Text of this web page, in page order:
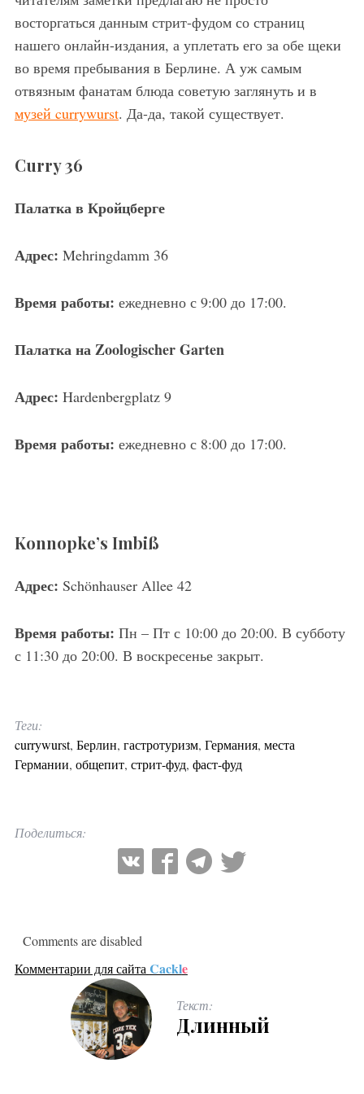
восторгаться данным стрит-фудом со страниц
нашего онлайн-издания, а уплетать его за обе щеки
во время пребывания в Берлине. А уж самым
отвязным фанатам блюда советую заглянуть и в
музей currywurst. Да-да, такой существует.
Curry 36
Палатка в Кройцберге
Адрес: Mehringdamm 36
Время работы: ежедневно с 9:00 до 17:00.
ПалатканаZoologischer Garten
Адрес: Hardenbergplatz 9
Время работы: ежедневно с 8:00 до 17:00.
Konnopke’s Imbiß
Адрес: Schönhauser Allee 42
Время работы: Пн – Пт с 10:00 до 20:00. В субботу
с 11:30 до 20:00. В воскресенье закрыт.
Теги:
currywurst, Берлин, гастротуризм, Германия, места
Германии, общепит, стрит-фуд, фаст-фуд
Поделиться:
Comments are disabled
Комментарии для сайта Cackle
Текст:
Длинный